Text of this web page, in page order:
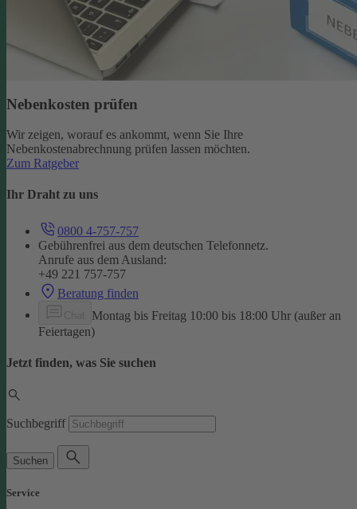
Nebenkosten prüfen
Wir zeigen, worauf es ankommt, wenn Sie Ihre
Nebenkostenabrechnung prüfen lassen möchten.
Zum Ratgeber
Ihr Draht zu uns
0800 4-757-757
Gebührenfrei aus dem deutschen Telefonnetz.
Anrufe aus dem Ausland:
+49 221 757-757
Beratung finden
Montag bis Freitag 10:00 bis 18:00 Uhr (außer an
Feiertagen)
Jetzt finden, was Sie suchen
Suchbegriff
Suchen
Service